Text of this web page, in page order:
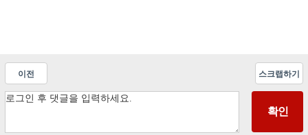
이전 스크랩하기